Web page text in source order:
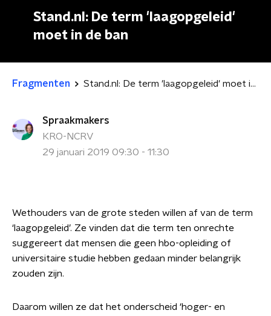
Stand.nl: De term 'laagopgeleid'
moet in de ban
Fragmenten Stand.nl: De term 'laagopgeleid' moet in de ban
Spraakmakers
KRO-NCRV
29 januari 2019 09:30 - 11:30
Wethouders van de grote steden willen af van de term
‘laagopgeleid’. Ze vinden dat die term ten onrechte
suggereert dat mensen die geen hbo-opleiding of
universitaire studie hebben gedaan minder belangrijk
zouden zijn.
Daarom willen ze dat het onderscheid ‘hoger- en